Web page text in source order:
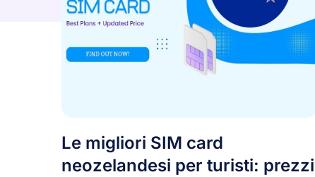
Le migliori SIM card
neozelandesi per turisti: prezzi